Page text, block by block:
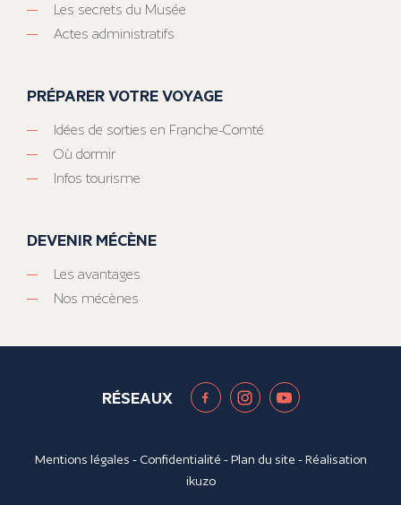
Les secrets du Musée
Actes administratifs
PRÉPARER VOTRE VOYAGE
Idées de sorties en Franche-Comté
Où dormir
Infos tourisme
DEVENIR MÉCÈNE
Les avantages
Nos mécènes
RÉSEAUX
Mentions légales - Confidentialité -Plan du site - Réalisation
ikuzo